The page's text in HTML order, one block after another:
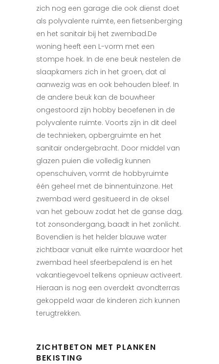
zich nog een garage die ook dienst doet
als polyvalente ruimte, een fietsenberging
en het sanitair bij het zwembad.De
woning heeft een L-vorm met een
stompe hoek. In de ene beuk nestelen de
slaapkamers zich in het groen, dat al
aanwezig was en ook behouden bleef. In
de andere beuk kan de bouwheer
ongestoord zijn hobby beoefenen in de
polyvalente ruimte. Voorts zijn in dit deel
de technieken, opbergruimte en het
sanitair ondergebracht. Door middel van
glazen puien die volledig kunnen
openschuiven, vormt de hobbyruimte
één geheel met de binnentuinzone. Het
zwembad werd gesitueerd in de oksel
van het gebouw zodat het de ganse dag,
tot zonsondergang, baadt in het zonlicht.
Bovendien is het helder blauwe water
zichtbaar vanuit elke ruimte waardoor het
zwembad heel sfeerbepalend is en het
vakantiegevoel telkens opnieuw activeert.
Hieraan is nog een overdekt avondterras
gekoppeld waar de kinderen zich kunnen
terugtrekken.
ZICHTBETON MET PLANKEN
BEKISTING